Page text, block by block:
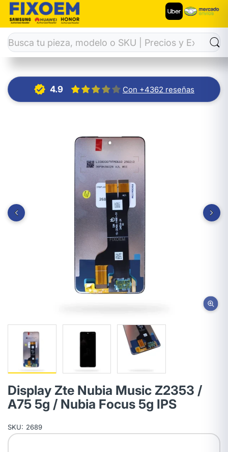
Inicio Display Display Zte Nubia Music Z2353 / A75 5g /
4.9 Con +4362 reseñas
Display Zte Nubia Music Z2353 /
A75 5g / Nubia Focus 5g IPS
SKU: 2689